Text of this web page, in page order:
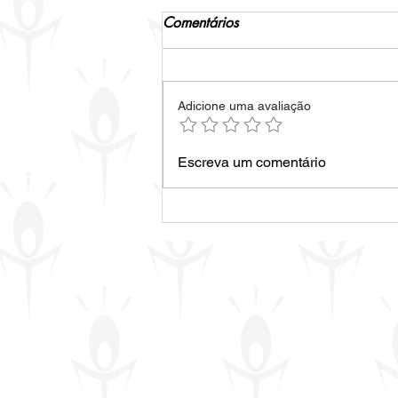
VISTALIFE #51
Comentários
Adicione uma avaliação
Escreva um comentário